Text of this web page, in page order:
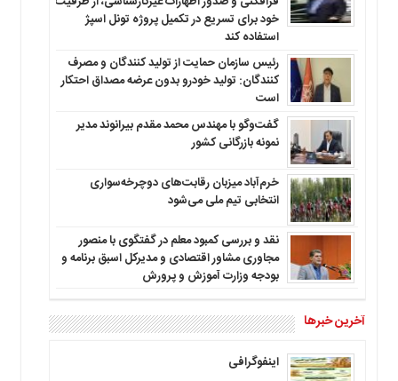
خود برای تسریع در تکمیل پروژه تونل اسپژ
استفاده کند
رئیس سازمان حمایت از تولید کنندگان و مصرف
کنندگان: تولید خودرو بدون عرضه مصداق احتکار
است
گفت‌وگو با مهندس محمد مقدم بیرانوند مدیر
نمونه بازرگانی کشور
خرم‌آباد میزبان رقابت‌های دوچرخه‌سواری
انتخابی تیم ملی می‌شود
نقد و بررسی کمبود معلم در گفتگوی با منصور
مجاوری مشاور اقتصادی و مدیرکل اسبق برنامه و
بودجه وزارت آموزش و پرورش
آخرین خبرها
اینفوگرافی